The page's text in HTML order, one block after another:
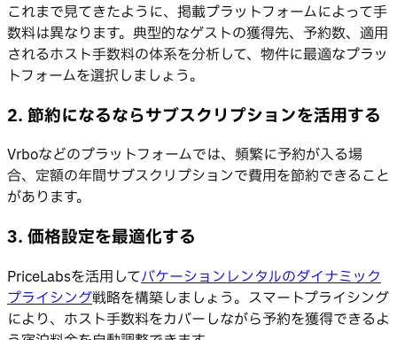
これまで見てきたように、掲載プラットフォームによって手
数料は異なります。典型的なゲストの獲得先、予約数、適用
されるホスト手数料の体系を分析して、物件に最適なプラッ
トフォームを選択しましょう。
2. 節約になるならサブスクリプションを活用する
Vrboなどのプラットフォームでは、頻繁に予約が入る場
合、定額の年間サブスクリプションで費用を節約できること
があります。
3. 価格設定を最適化する
PriceLabsを活用してバケーションレンタルのダイナミック
プライシング戦略を構築しましょう。スマートプライシング
により、ホスト手数料をカバーしながら予約を獲得できるよ